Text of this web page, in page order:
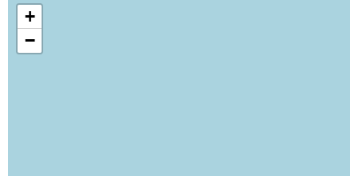
40883
02102 / 96 32 10
hoesel@edeka-kels.de
+
−